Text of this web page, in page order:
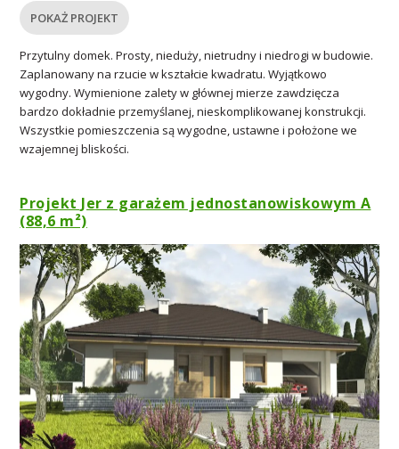
POKAŻ PROJEKT
Przytulny domek. Prosty, nieduży, nietrudny i niedrogi w budowie.
Zaplanowany na rzucie w kształcie kwadratu. Wyjątkowo
wygodny. Wymienione zalety w głównej mierze zawdzięcza
bardzo dokładnie przemyślanej, nieskomplikowanej konstrukcji.
Wszystkie pomieszczenia są wygodne, ustawne i położone we
wzajemnej bliskości.
Projekt Jer z garażem jednostanowiskowym A
(88,6 m²)